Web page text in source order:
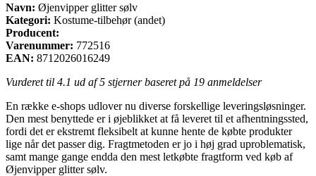
Navn: Øjenvipper glitter sølv
Kategori: Kostume-tilbehør (andet)
Producent:
Varenummer: 772516
EAN: 8712026016249
Vurderet til 4.1 ud af 5 stjerner baseret på 19 anmeldelser
En række e-shops udlover nu diverse forskellige leveringsløsninger.
Den mest benyttede er i øjeblikket at få leveret til et afhentningssted,
fordi det er ekstremt fleksibelt at kunne hente de købte produkter
lige når det passer dig. Fragtmetoden er jo i høj grad uproblematisk,
samt mange gange endda den mest letkøbte fragtform ved køb af
Øjenvipper glitter sølv.